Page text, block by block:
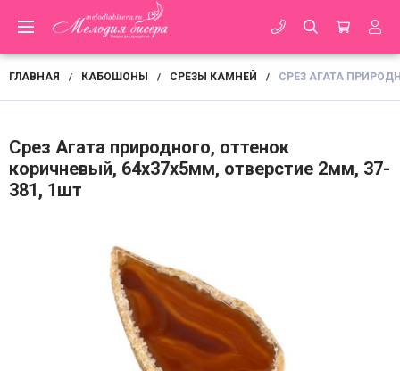
ГЛАВНАЯ / КАБОШОНЫ / СРЕЗЫ КАМНЕЙ / СРЕЗ АГАТА
Срез Агата природного, оттенок
коричневый, 64х37х5мм, отверстие 2мм, 37-
381, 1шт